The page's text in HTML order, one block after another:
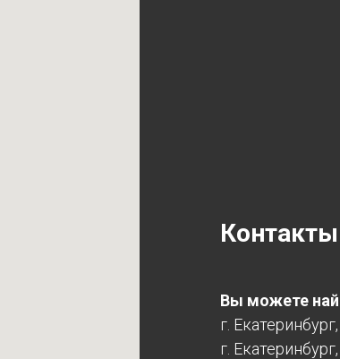
Вы можете
г.
г.